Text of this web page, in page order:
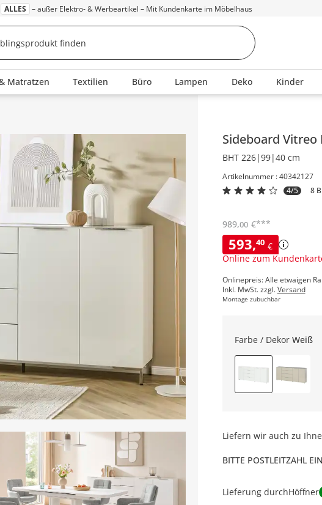
ALLES – außer Elektro- & Werbeartikel – Mit Kundenkarte im Möbelhaus
Matratzen Textilien Büro Lampen Deko Kinder
Sideboard Vitreo
BHT 226|99|40 cm
Artikelnummer : 40342127
4/5
8
593,40 €
Online zum
989,00 €***
Onlinepreis: Alle etwaigen
Inkl. MwSt. zzgl.Versand
Montage zubuchbar
Farbe / Dekor Weiß
Liefern wir auch zu
BITTE POSTLEITZAHL
Lieferung durchHöffner